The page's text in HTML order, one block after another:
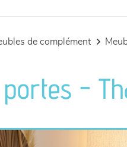
de complément
-